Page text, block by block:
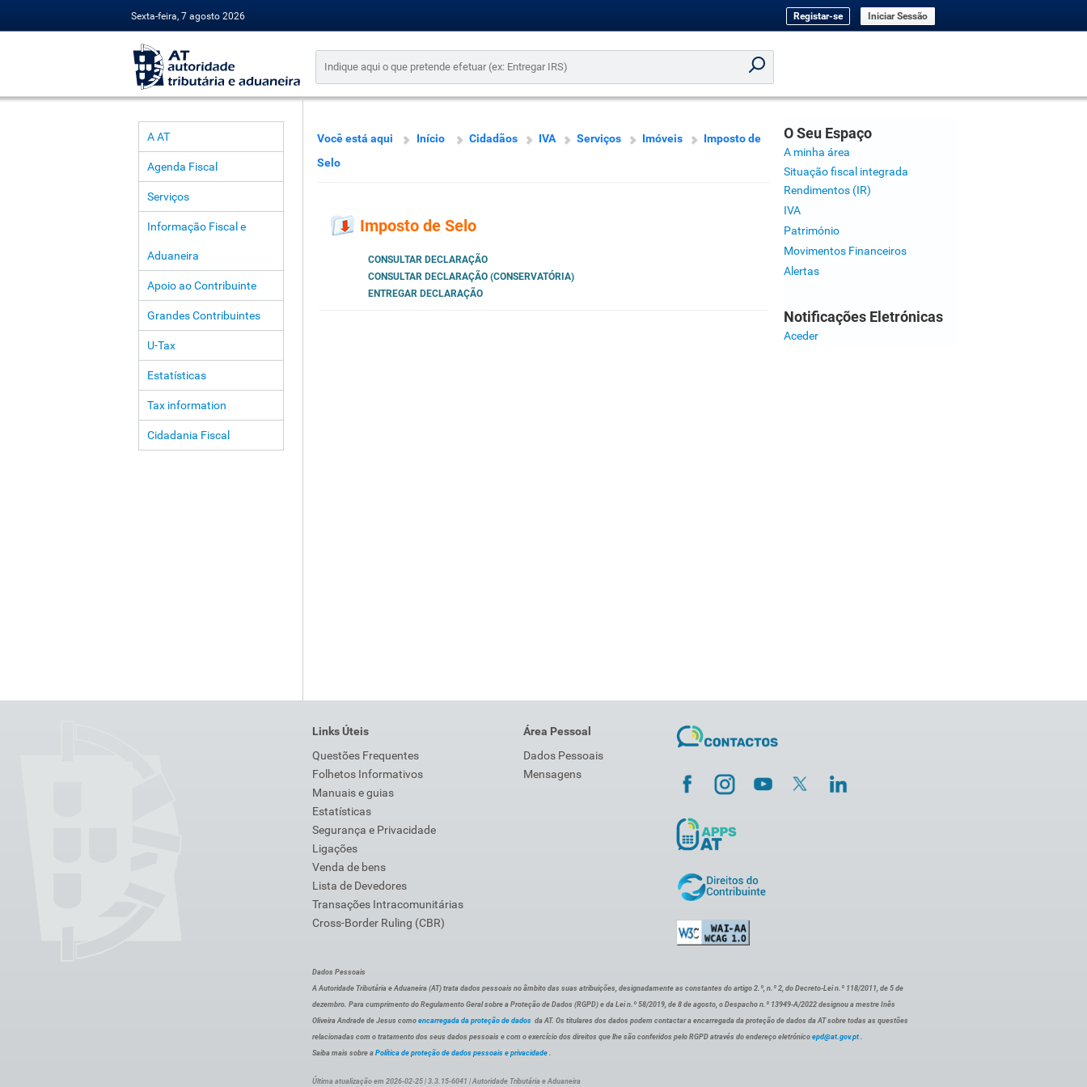
Sexta-feira, 7 agosto 2026 Registar-se Iniciar Sessão
A AT
Agenda Fiscal
Serviços
Informação Fiscal e
Aduaneira
Apoio ao Contribuinte
Grandes Contribuintes
U-Tax
Estatísticas
Tax information
Cidadania Fiscal
Você está aqui Início Cidadãos IVA Serviços Imóveis
Imposto de
Selo
Imposto de Selo
CONSULTAR DECLARAÇÃO
CONSULTAR DECLARAÇÃO (CONSERVATÓRIA)
ENTREGAR DECLARAÇÃO
O Seu Espaço
A minha área
Situação fiscal integrada
Rendimentos (IR)
IVA
Património
Movimentos Financeiros
Alertas
Notificações Eletrónicas
Aceder
Links Úteis
Questões Frequentes
Folhetos Informativos
Manuais e guias
Estatísticas
Segurança e Privacidade
Ligações
Venda de bens
Lista de Devedores
Transações Intracomunitárias
Cross-Border Ruling (CBR)
Área Pessoal
Dados Pessoais
Mensagens
Dados Pessoais
A Autoridade Tributária e Aduaneira (AT) trata dados pessoais no âmbito das suas atribuições, designadamente as constantes do artigo 2.º, n.º 2, do Decreto-Lei n.º 118/2011, de 5 de
dezembro. Para cumprimento do Regulamento Geral sobre a Proteção de Dados (RGPD) e da Lei n.º 58/2019, de 8 de agosto, o Despacho n.º 13949-A/2022 designou a mestre Inês
Oliveira Andrade de Jesus como encarregada da proteção de dados da AT. Os titulares dos dados podem contactar a encarregada da proteção de dados da AT sobre todas as questões
relacionadas com o tratamento dos seus dados pessoais e com o exercício dos direitos que lhe são conferidos pelo RGPD através do endereço eletrónico epd@at.gov.pt .
Saiba mais sobre a Política de proteção de dados pessoais e privacidade .
Última atualização em 2026-02-25 | 3.3.15-6041 | Autoridade Tributária e Aduaneira